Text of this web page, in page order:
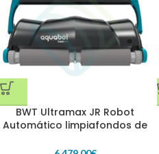
BWT Ultramax JR Robot
Automático limpiafondos de